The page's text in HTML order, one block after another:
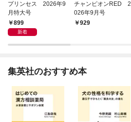
プリンセス 2026年9
月特大号
899
新着
チャンピオンRED 2
026年9月号
929
集英社のおすすめ本